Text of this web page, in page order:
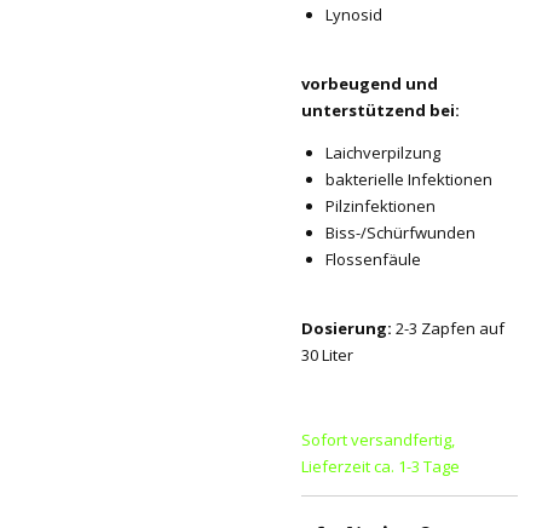
Lynosid
vorbeugend und
unterstützend bei:
Laichverpilzung
bakterielle Infektionen
Pilzinfektionen
Biss-/Schürfwunden
Flossenfäule
Dosierung: 2-3 Zapfen auf
30 Liter
Sofort versandfertig,
Lieferzeit ca. 1-3 Tage